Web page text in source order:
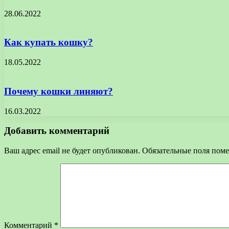
28.06.2022
Как купать кошку?
18.05.2022
Почему кошки линяют?
16.03.2022
Добавить комментарий
Ваш адрес email не будет опубликован. Обязательные поля
Комментарий *